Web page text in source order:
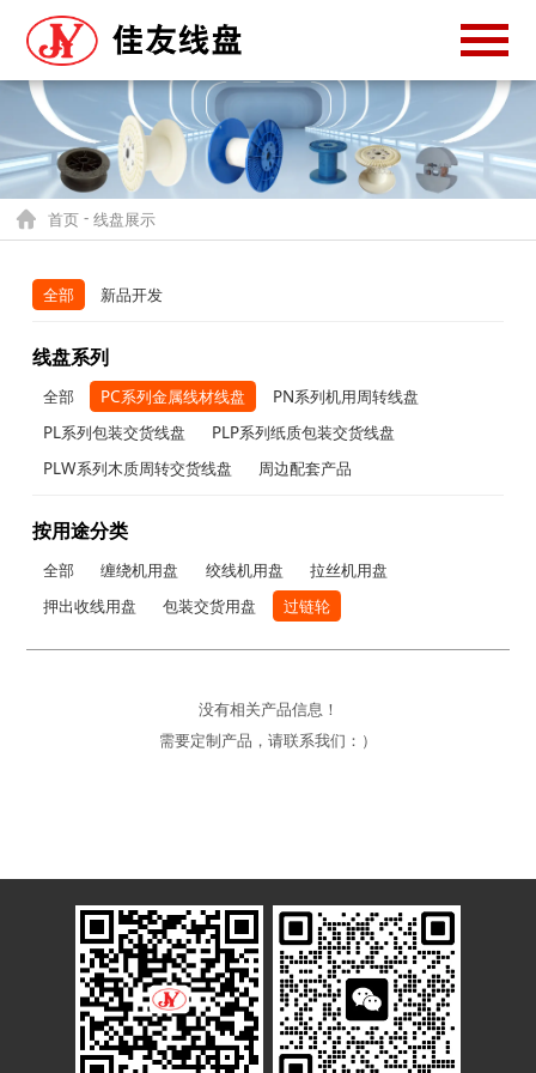
首页 -线盘展示
全部 新品开发
线盘系列
全部 PC系列金属线材线盘
PN系列机用周转线盘
PL系列包装交货线盘
PLP系列纸质包装交货线盘
PLW系列木质周转交货线盘
周边配套产品
按用途分类
全部 缠绕机用盘 绞线机用盘
拉丝机用盘
押出收线用盘
包装交货用盘 过链轮
没有相关产品信息！
需要定制产品，请联系我们：）